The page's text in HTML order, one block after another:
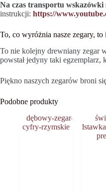
Na czas transportu wskazówki
instrukcji: https://
To, co wyróżnia nasze zegary,
To nie kolejny drewniany zegar
powstał jedyny taki
Piękno naszych zegarów broni
Podobne produkty